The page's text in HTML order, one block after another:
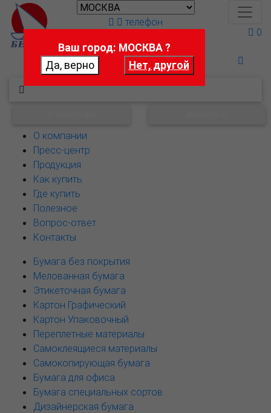
Поможем выбрать
телефон
0
О компании
Пресс-центр
Продукция
Как купить
Где купить
Полезное
Вопрос-ответ
Контакты
Бумага без покрытия
Мелованная бумага
Этикеточная бумага
Картон Графический
Картон Упаковочный
Переплетные материалы
Самоклеящиеся материалы
Самокопирующая бумага
Бумага для офиса
Бумага специальных сортов
Дизайнерская бумага
Ваш город: МОСКВА ?